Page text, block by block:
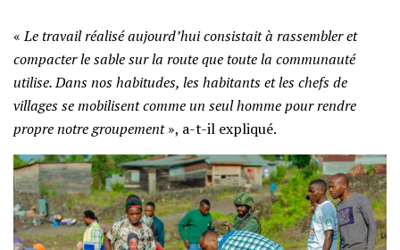
‎«Le travail réalisé aujourd’hui consistait à rassembler et
compacter le sable sur la route que toute la communauté
utilise. Dans nos habitudes, les habitants et les chefs de
villages se mobilisent comme un seul homme pour rendre
propre notre groupement», a-t-il expliqué.